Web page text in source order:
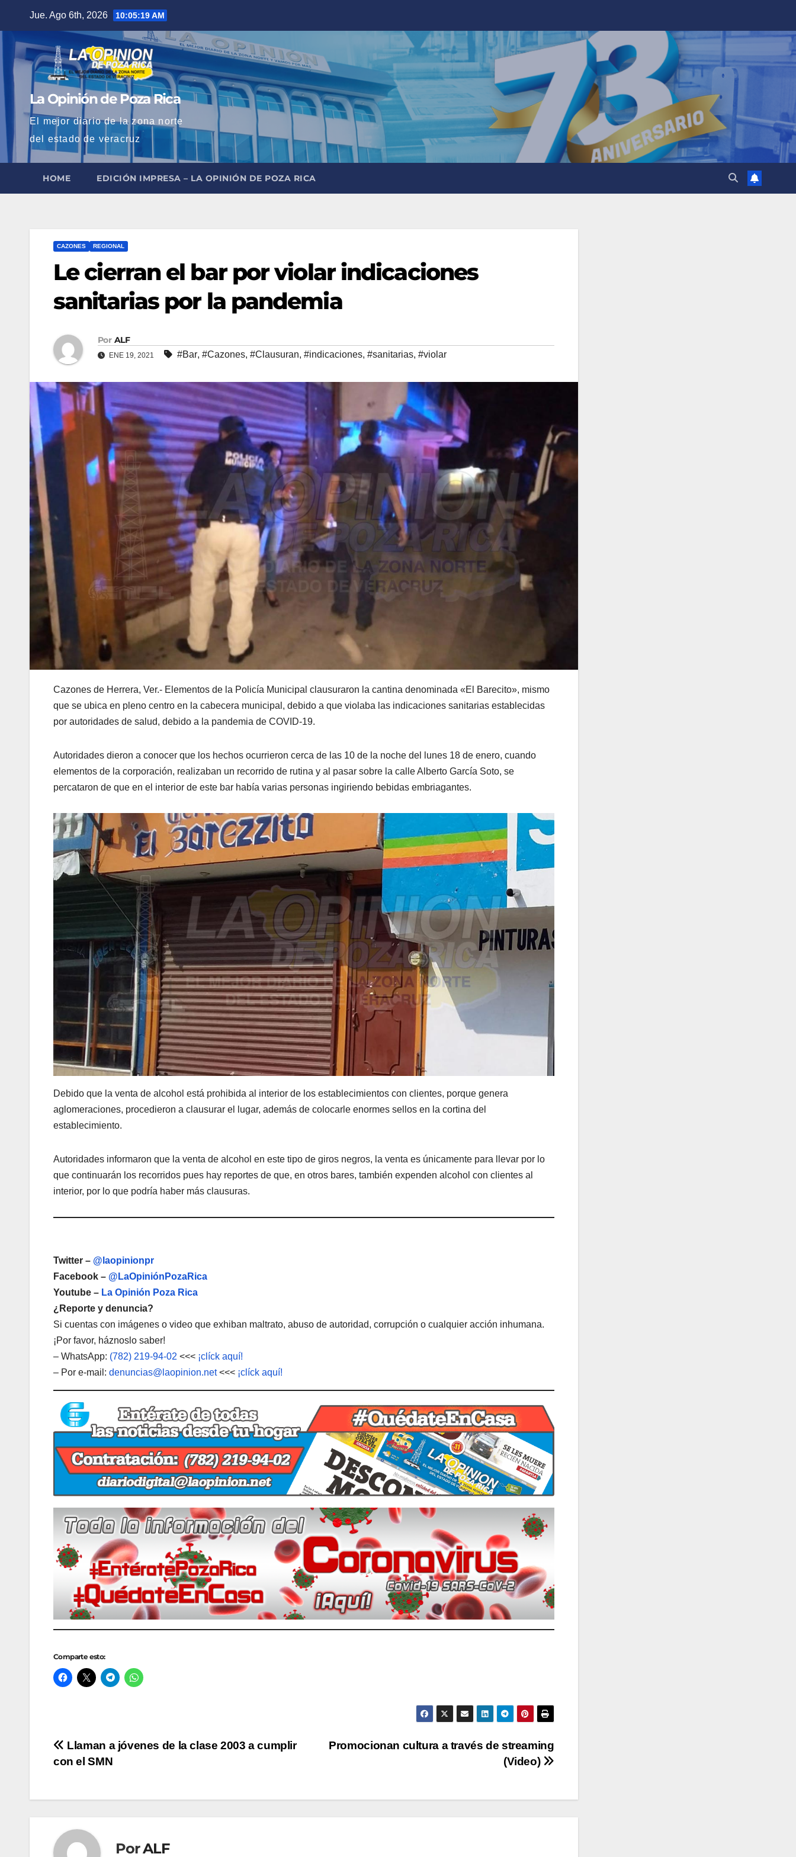
contenido
Jue. Ago 6th, 2026 10:05:21 AM
La Opinión de Poza Rica
El mejor diario de la zona norte
del estado de veracruz
HOME EDICIÓN IMPRESA – LA OPINIÓN DE POZA RICA
CAZONES REGIONAL
Le cierran el bar por violar indicaciones
sanitarias por la pandemia
Por ALF
ENE 19, 2021 #Bar, #Cazones, #Clausuran, #indicaciones, #sanitarias, #violar
Cazones de Herrera, Ver.- Elementos de la Policía Municipal clausuraron la cantina denominada «El Barecito», mismo
que se ubica en pleno centro en la cabecera municipal, debido a que violaba las indicaciones sanitarias establecidas
por autoridades de salud, debido a la pandemia de COVID-19.
Autoridades dieron a conocer que los hechos ocurrieron cerca de las 10 de la noche del lunes 18 de enero, cuando
elementos de la corporación, realizaban un recorrido de rutina y al pasar sobre la calle Alberto García Soto, se
percataron de que en el interior de este bar había varias personas ingiriendo bebidas embriagantes.
Debido que la venta de alcohol está prohibida al interior de los establecimientos con clientes, porque genera
aglomeraciones, procedieron a clausurar el lugar, además de colocarle enormes sellos en la cortina del
establecimiento.
Autoridades informaron que la venta de alcohol en este tipo de giros negros, la venta es únicamente para llevar por lo
que continuarán los recorridos pues hay reportes de que, en otros bares, también expenden alcohol con clientes al
interior, por lo que podría haber más clausuras.
Twitter – @laopinionpr
Facebook – @LaOpiniónPozaRica
Youtube – La Opinión Poza Rica
¿Reporte y denuncia?
Si cuentas con imágenes o video que exhiban maltrato, abuso de autoridad, corrupción o cualquier acción inhumana.
¡Por favor, háznoslo saber!
– WhatsApp: (782) 219-94-02 <<< ¡clíck aquí!
– Por e-mail: denuncias@laopinion.net<<< ¡clíck aquí!
Comparte esto:
Navegación
entradas
Promocionan cultura a través de streaming
(Video)
Llaman a jóvenes de la clase 2003 a cumplir
con el SMN
PorALF